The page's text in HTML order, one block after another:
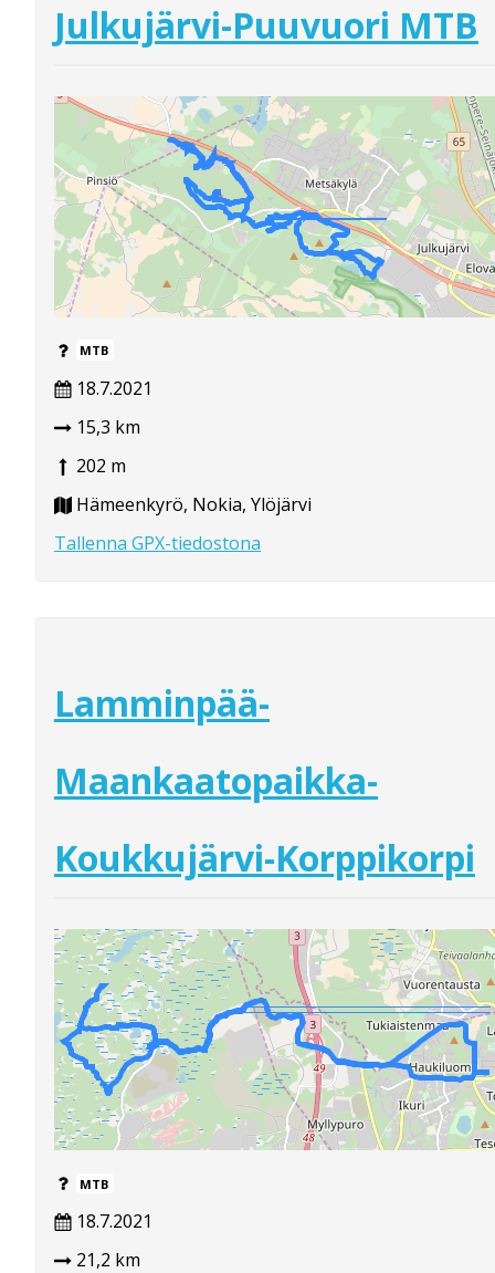
Julkujärvi-Puuvuori MTB
MTB
18.7.2021
15,3 km
202 m
Hämeenkyrö, Nokia, Ylöjärvi
Tallenna GPX-tiedostona
Lamminpää-
Maankaatopaikka-
Koukkujärvi-Korppikorpi
MTB
18.7.2021
21,2 km